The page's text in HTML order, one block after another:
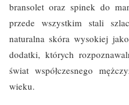
bransolet oraz spinek do
przede wszystkim stali
naturalna skóra wysokiej
dodatki, których
świat współczesnego
wieku.